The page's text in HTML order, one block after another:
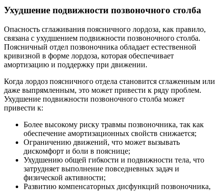
Ухудшение подвижности позвоночного столба
Опасность сглаживания поясничного лордоза, как правило,
связана с ухудшением подвижности позвоночного столба.
Поясничный отдел позвоночника обладает естественной
кривизной в форме лордоза, которая обеспечивает
амортизацию и поддержку при движении.
Когда лордоз поясничного отдела становится сглаженным или
даже выпрямленным, это может привести к ряду проблем.
Ухудшение подвижности позвоночного столба может
привести к:
Более высокому риску травмы позвоночника, так как
обеспечение амортизационных свойств снижается;
Ограничению движений, что может вызывать
дискомфорт и боли в пояснице;
Ухудшению общей гибкости и подвижности тела, что
затрудняет выполнение повседневных задач и
физической активности;
Развитию компенсаторных дисфункций позвоночника,